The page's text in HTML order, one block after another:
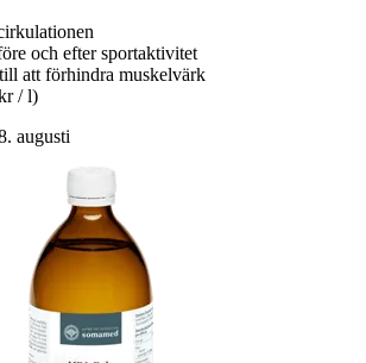
och efter sportaktivitet
att förhindra muskelvärk
/ l)
augusti